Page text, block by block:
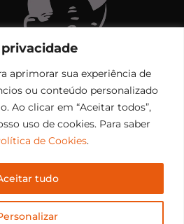
aprimorar sua experiência de
ou conteúdo personalizado
Ao clicar em “Aceitar todos”,
uso de cookies. Para saber
de Cookies.
tudo
Rádio Santiago FM. Todos os